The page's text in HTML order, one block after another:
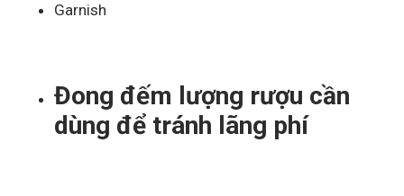
Garnish
Đong đếm lượng rượu cần
dùng để tránh lãng phí